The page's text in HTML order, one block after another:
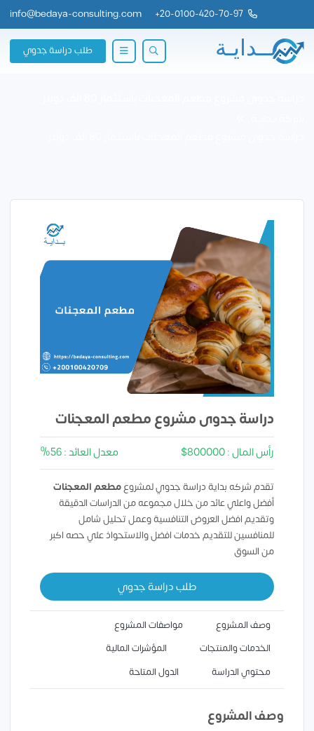
20-0100-420-70-97
+
info@bedaya-consulting.com
طلب دراسة جدوي
دراسة جدوى مشروع مطعم المعجنات
رأس المال : 800000$ معدل العائد : 56%
تقدم شركه بداية دراسة جدوي لمشروعمطعم المعجنات
أفضل واعلي عائد من خلال مجموعه من الدراسات الدقيقة
وتقديم افضل العروض التنافسية وعمل تحليل شامل
للمنافسين للتقديم خدمات افضل والاستحواذ علي حصه اكبر
من السوق
طلب دراسة جدوي
وصف المشروع
مواصفات المشروع
الخدمات والمنتجات
المؤشرات المالية
محتوي الدراسة
الدول المتاحة
وصف المشروع